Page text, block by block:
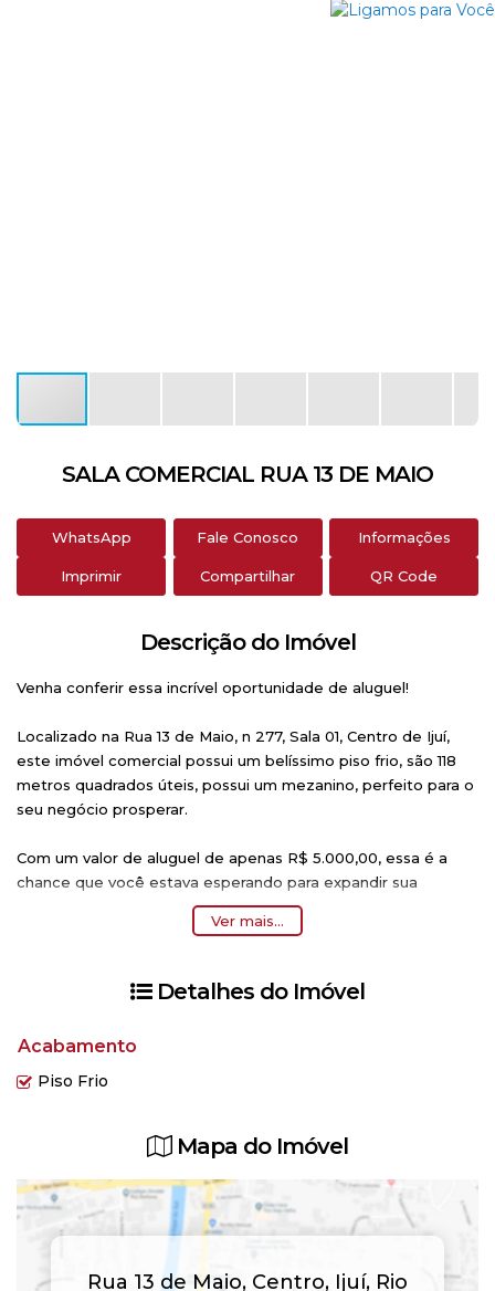
SALA COMERCIAL RUA 13 DE MAIO
WhatsApp Fale Conosco Informações
Imprimir Compartilhar QR Code
Descrição do Imóvel
Venha conferir essa incrível oportunidade de aluguel!
Localizado na Rua 13 de Maio, n 277, Sala 01, Centro de Ijuí,
este imóvel comercial possui um belíssimo piso frio, são 118
metros quadrados úteis, possui um mezanino, perfeito para o
seu negócio prosperar.
Com um valor de aluguel de apenas R$ 5.000,00, essa é a
chance que você estava esperando para expandir sua
empresa em uma localização estratégica no coração da
Não perca tempo, agende uma visita hoje mesmo e garanta
o seu espaço neste endereço privilegiado. Contate-nos agora
Ver mais...
Detalhes do Imóvel
Acabamento
Piso Frio
Mapa do Imóvel
Rua 13 de Maio, Centro, Ijuí, Rio